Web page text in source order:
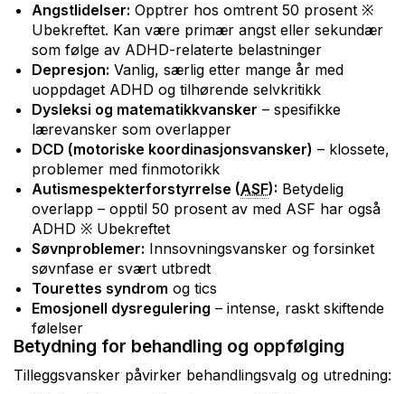
Angstlidelser: Opptrer hos omtrent 50 prosent ※
Ubekreftet. Kan være primær angst eller sekundær
som følge av ADHD-relaterte belastninger
Depresjon: Vanlig, særlig etter mange år med
uoppdaget ADHD og tilhørende selvkritikk
Dysleksi og matematikkvansker – spesifikke
lærevansker som overlapper
DCD (motoriske koordinasjonsvansker) – klossete,
problemer med finmotorikk
Autismespekterforstyrrelse (ASF): Betydelig
overlapp – opptil 50 prosent av med ASF har også
ADHD ※ Ubekreftet
Søvnproblemer: Innsovningsvansker og forsinket
søvnfase er svært utbredt
Tourettes syndrom og tics
Emosjonell dysregulering – intense, raskt skiftende
følelser
Betydning for behandling og oppfølging
Tilleggsvansker påvirker behandlingsvalg og utredning: